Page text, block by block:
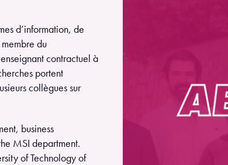
d’information, de
du
contractuel à
portent
collègues sur
business
MSI department.
of Technology of